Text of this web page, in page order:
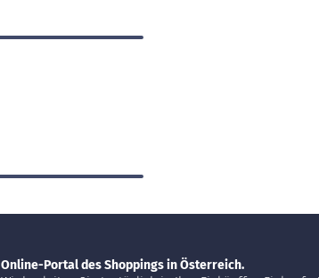
Online-Portal des Shoppings in Österreich.